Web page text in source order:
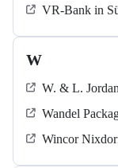
VR-Bank in
W
W. & L.
Wandel
Wincor